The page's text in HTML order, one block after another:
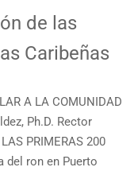
de las
Caribeñas
A LA COMUNIDAD
Ph.D. Rector
PRIMERAS 200
del ron en Puerto